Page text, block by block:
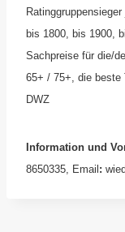
bis 1800, bis 1900,
Sachpreise für die/
65+ / 75+, die beste
DWZ
Information und
8650335, Email :